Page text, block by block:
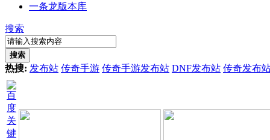
一条龙版本库
搜索
搜索
热搜: 发布站 传奇手游 传奇手游发布站 DNF发布站 传奇发布